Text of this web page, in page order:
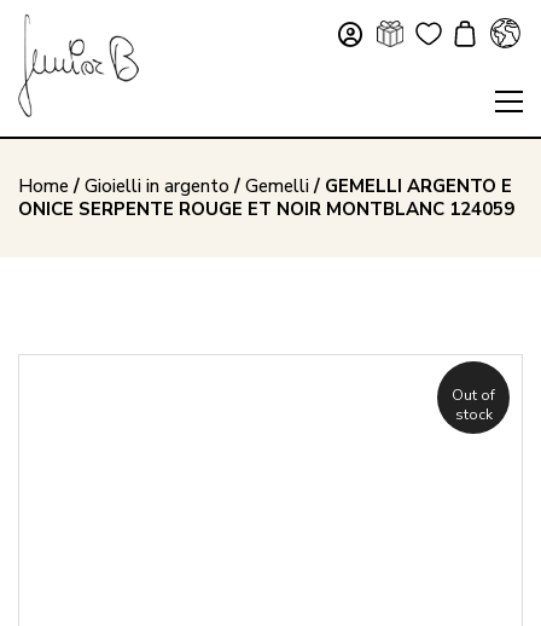
Home / Gioielli in argento / Gemelli/ GEMELLI ARGENTO E
ONICE SERPENTE ROUGE ET NOIR MONTBLANC 124059
Out of
stock